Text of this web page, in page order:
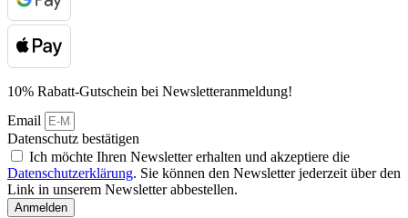
10% Rabatt-Gutschein bei Newsletteranmeldung!
Email
Datenschutz bestätigen
Ich möchte Ihren Newsletter erhalten und akzeptiere die
Datenschutzerklärung. Sie können den Newsletter jederzeit über den
Link in unserem Newsletter abbestellen.
Anmelden